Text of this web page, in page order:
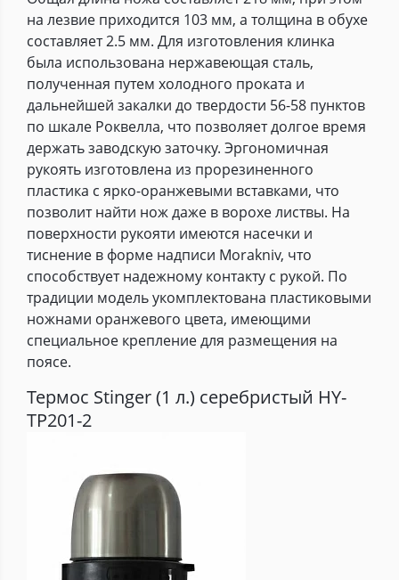
на лезвие приходится 103 мм, а толщина в обухе
составляет 2.5 мм. Для изготовления клинка
была использована нержавеющая сталь,
полученная путем холодного проката и
дальнейшей закалки до твердости 56-58 пунктов
по шкале Роквелла, что позволяет долгое время
держать заводскую заточку. Эргономичная
рукоять изготовлена из прорезиненного
пластика с ярко-оранжевыми вставками, что
позволит найти нож даже в ворохе листвы. На
поверхности рукояти имеются насечки и
тиснение в форме надписи Morakniv, что
способствует надежному контакту с рукой. По
традиции модель укомплектована пластиковыми
ножнами оранжевого цвета, имеющими
специальное крепление для размещения на
поясе.
Термос Stinger (1 л.) серебристый HY-
TP201-2